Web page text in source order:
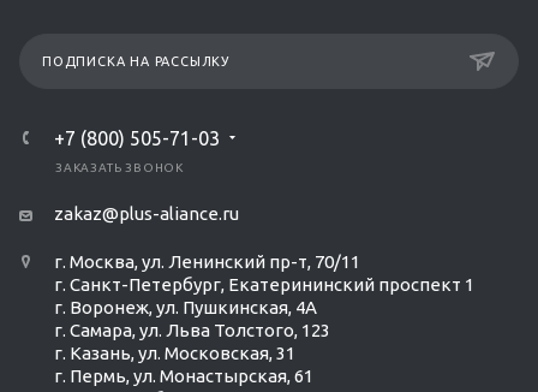
ПОДПИСКА НА РАССЫЛКУ
+7 (800) 505-71-03
ЗАКАЗАТЬ ЗВОНОК
zakaz@plus-aliance.ru
г. Москва, ул. Ленинский пр-т, 70/11
г. Санкт-Петербург, Екатерининский проспект 1
г. Воронеж, ул. Пушкинская, 4А
г. Самара, ул. Льва Толстого, 123
г. Казань, ул. Московская, 31
г. Пермь, ул. Монастырская, 61